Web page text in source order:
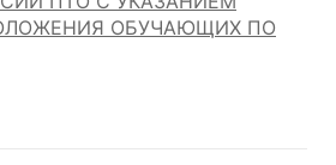
ОБУЧАЮЩИХ ПО